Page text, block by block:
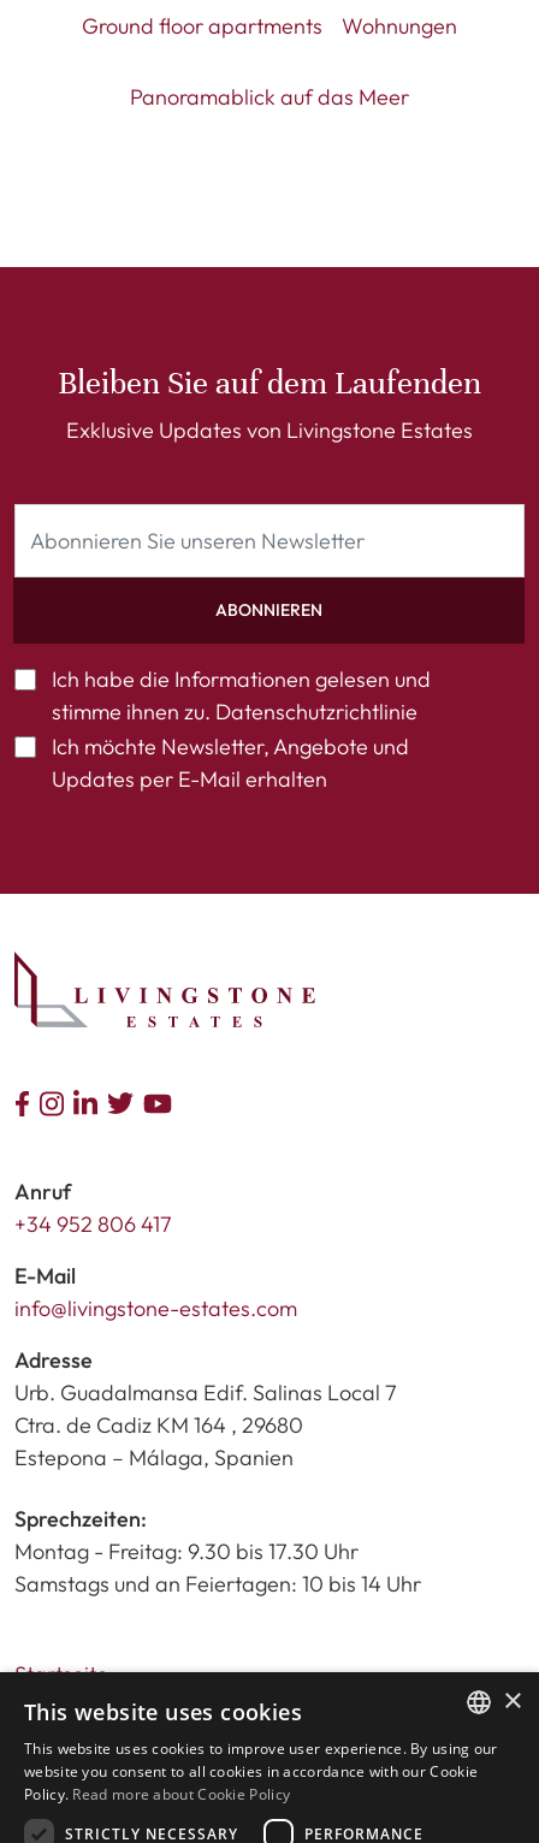
Ground floor apartments Wohnungen
Panoramablick auf das Meer
Bleiben Sie auf dem Laufenden
Exklusive Updates von Livingstone Estates
ABONNIEREN
Ich habe die Informationen gelesen und
stimme ihnen zu. Datenschutzrichtlinie
Ich möchte Newsletter, Angebote und
Updates per E-Mail erhalten
Anruf
+34 952 806 417
E-Mail
info@livingstone-estates.com
Adresse
Urb. Guadalmansa Edif. Salinas Local 7
Ctra. de Cadiz KM 164 , 29680
Estepona – Málaga, Spanien
Sprechzeiten:
Montag - Freitag: 9.30 bis 17.30 Uhr
Samstags und an Feiertagen: 10 bis 14 Uhr
Startseite
Immobiliensuche
Bitte bewerten Sie uns
Datenschutzrichtlinie
Cookies-Richtlinie
ENGLISH
×
This website uses cookies
This website uses cookies to improve user experience. By using our
website you consent to all cookies in accordance with our Cookie
Policy. Read more about Cookie Policy
STRICTLY NECESSARY
PERFORMANCE